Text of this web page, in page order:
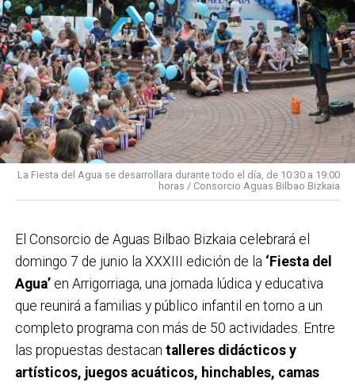
La Fiesta del Agua se desarrollara durante todo el día, de 10:30 a 19:00
horas / Consorcio Aguas Bilbao Bizkaia
El Consorcio de Aguas Bilbao Bizkaia celebrará el
domingo 7 de junio la XXXIII edición de la ‘Fiesta del
Agua’en Arrigorriaga, una jornada lúdica y educativa
que reunirá a familias y público infantil en torno a un
completo programa con más de 50 actividades. Entre
las propuestas destacan talleres didácticos y
artísticos, juegos acuáticos, hinchables, camas